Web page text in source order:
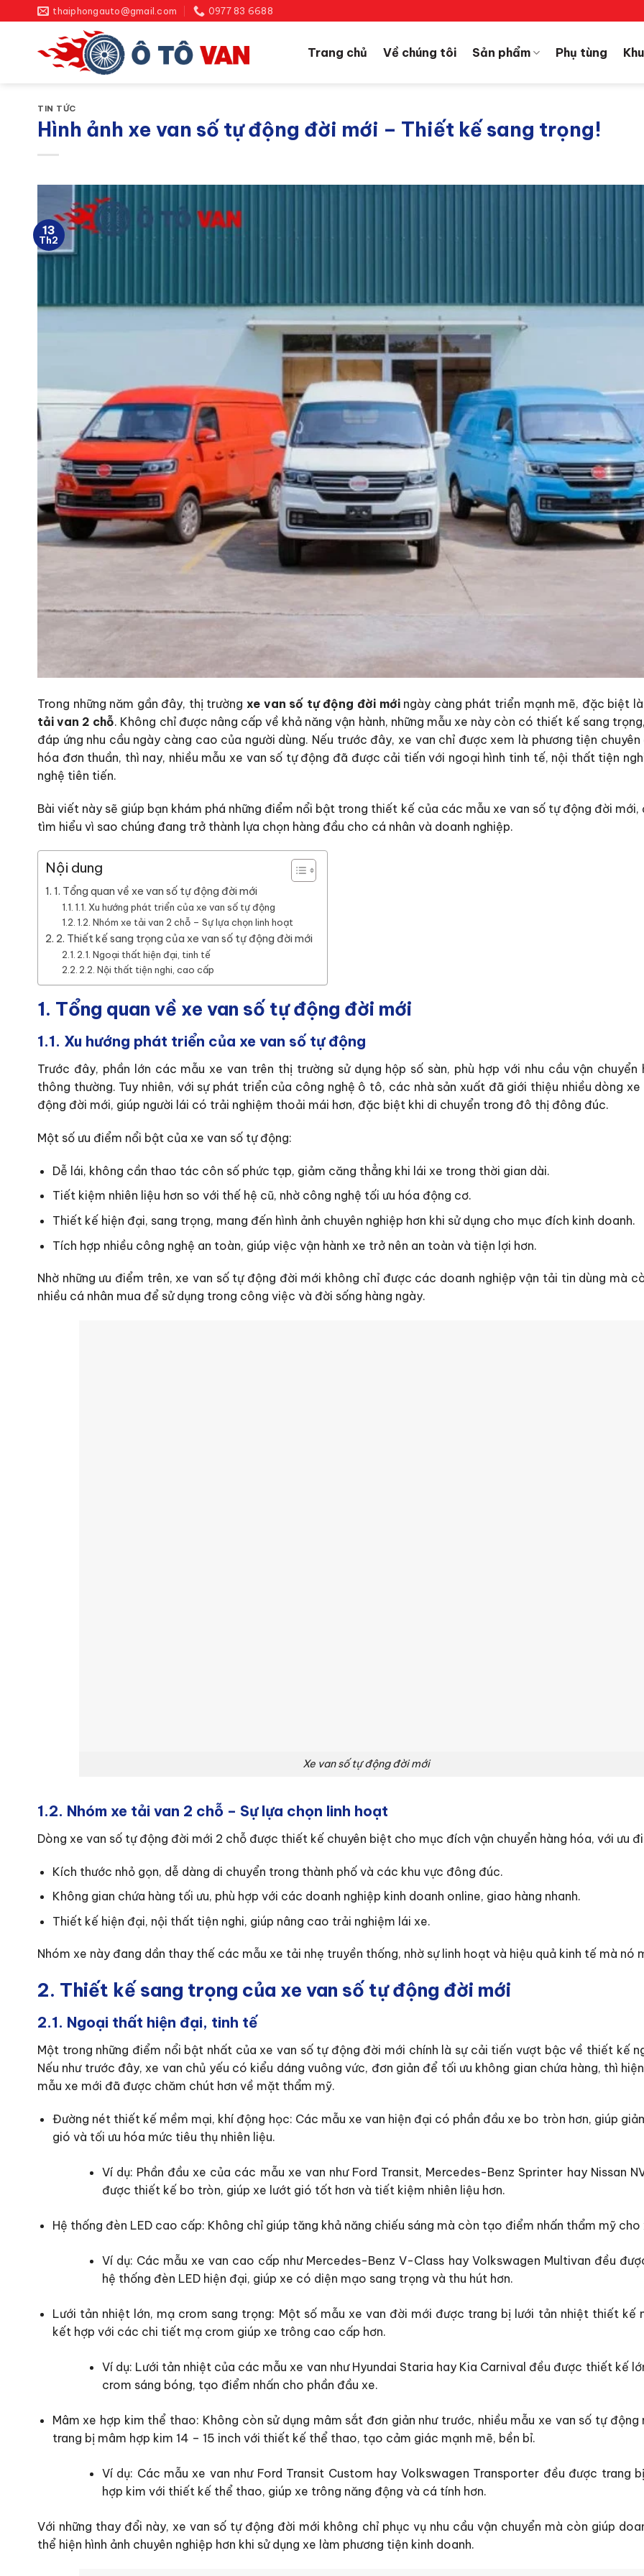
qua
thaiphongauto@gmail.com 0977 83 6688
Trang chủ Về chúng tôi Sản phẩm Phụ tùng
TIN TỨC
Hình ảnh xe van số tự động đời mới – Thiết kế sang trọng!
13
Th2
Trong những năm gần đây, thị trườngxe van số tự động đời mớingày càng phát triển mạnh mẽ, đặc biệt
tải van 2 chỗ. Không chỉ được nâng cấp về khả năng vận hành, những mẫu xe này còn có thiết kế sang
đáp ứng nhu cầu ngày càng cao của người dùng. Nếu trước đây, xe van chỉ được xem là phương tiện chuyên
hóa đơn thuần, thì nay, nhiều mẫu xe van số tự động đã được cải tiến với ngoại hình tinh tế, nội thất tiện
nghệ tiên tiến.
Bài viết này sẽ giúp bạn khám phá những điểm nổi bật trong thiết kế của các mẫu xe van số tự động đời mới,
tìm hiểu vì sao chúng đang trở thành lựa chọn hàng đầu cho cá nhân và doanh nghiệp.
Nội dung
1. Tổng quan về xe van số tự động đời mới
1.1. Xu hướng phát triển của xe van số tự động
1.2. Nhóm xe tải van 2 chỗ – Sự lựa chọn linh hoạt
2. Thiết kế sang trọng của xe van số tự động đời mới
2.1. Ngoại thất hiện đại, tinh tế
2.2. Nội thất tiện nghi, cao cấp
1. Tổng quan về xe van số tự động đời mới
1.1. Xu hướng phát triển của xe van số tự động
Trước đây, phần lớn các mẫu xe van trên thị trường sử dụng hộp số sàn, phù hợp với nhu cầu vận chuyển
thông thường. Tuy nhiên, với sự phát triển của công nghệ ô tô, các nhà sản xuất đã giới thiệu nhiều dòng xe
động đời mới, giúp người lái có trải nghiệm thoải mái hơn, đặc biệt khi di chuyển trong đô thị đông đúc.
Một số ưu điểm nổi bật của xe van số tự động:
Dễ lái, không cần thao tác côn số phức tạp, giảm căng thẳng khi lái xe trong thời gian dài.
Tiết kiệm nhiên liệu hơn so với thế hệ cũ, nhờ công nghệ tối ưu hóa động cơ.
Thiết kế hiện đại, sang trọng, mang đến hình ảnh chuyên nghiệp hơn khi sử dụng cho mục đích kinh doanh.
Tích hợp nhiều công nghệ an toàn, giúp việc vận hành xe trở nên an toàn và tiện lợi hơn.
Nhờ những ưu điểm trên, xe van số tự động đời mới không chỉ được các doanh nghiệp vận tải tin dùng mà
nhiều cá nhân mua để sử dụng trong công việc và đời sống hàng ngày.
Xe van số tự động đời mới
1.2. Nhóm xe tải van 2 chỗ – Sự lựa chọn linh hoạt
Dòng xe van số tự động đời mới 2 chỗ được thiết kế chuyên biệt cho mục đích vận chuyển hàng hóa, với ưu
Kích thước nhỏ gọn, dễ dàng di chuyển trong thành phố và các khu vực đông đúc.
Không gian chứa hàng tối ưu, phù hợp với các doanh nghiệp kinh doanh online, giao hàng nhanh.
Thiết kế hiện đại, nội thất tiện nghi, giúp nâng cao trải nghiệm lái xe.
Nhóm xe này đang dần thay thế các mẫu xe tải nhẹ truyền thống, nhờ sự linh hoạt và hiệu quả kinh tế mà nó
2. Thiết kế sang trọng của xe van số tự động đời mới
2.1. Ngoại thất hiện đại, tinh tế
Một trong những điểm nổi bật nhất của xe van số tự động đời mới chính là sự cải tiến vượt bậc về thiết kế
Nếu như trước đây, xe van chủ yếu có kiểu dáng vuông vức, đơn giản để tối ưu không gian chứa hàng, thì
mẫu xe mới đã được chăm chút hơn về mặt thẩm mỹ.
Đường nét thiết kế mềm mại, khí động học: Các mẫu xe van hiện đại có phần đầu xe bo tròn hơn, giúp
gió và tối ưu hóa mức tiêu thụ nhiên liệu.
Ví dụ: Phần đầu xe của các mẫu xe van như Ford Transit, Mercedes-Benz Sprinter hay Nissan
được thiết kế bo tròn, giúp xe lướt gió tốt hơn và tiết kiệm nhiên liệu hơn.
Hệ thống đèn LED cao cấp: Không chỉ giúp tăng khả năng chiếu sáng mà còn tạo điểm nhấn thẩm mỹ cho
Ví dụ: Các mẫu xe van cao cấp như Mercedes-Benz V-Class hay Volkswagen Multivan đều
hệ thống đèn LED hiện đại, giúp xe có diện mạo sang trọng và thu hút hơn.
Lưới tản nhiệt lớn, mạ crom sang trọng: Một số mẫu xe van đời mới được trang bị lưới tản nhiệt thiết kế
kết hợp với các chi tiết mạ crom giúp xe trông cao cấp hơn.
Ví dụ: Lưới tản nhiệt của các mẫu xe van như Hyundai Staria hay Kia Carnival đều được thiết kế
crom sáng bóng, tạo điểm nhấn cho phần đầu xe.
Mâm xe hợp kim thể thao: Không còn sử dụng mâm sắt đơn giản như trước, nhiều mẫu xe van số tự động
trang bị mâm hợp kim 14 – 15 inch với thiết kế thể thao, tạo cảm giác mạnh mẽ, bền bỉ.
Ví dụ: Các mẫu xe van như Ford Transit Custom hay Volkswagen Transporter đều được trang
hợp kim với thiết kế thể thao, giúp xe trông năng động và cá tính hơn.
Với những thay đổi này, xe van số tự động đời mới không chỉ phục vụ nhu cầu vận chuyển mà còn giúp
thể hiện hình ảnh chuyên nghiệp hơn khi sử dụng xe làm phương tiện kinh doanh.